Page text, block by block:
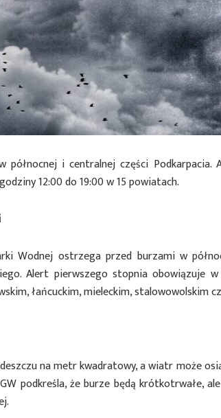
i centralnej części Podkarpacia.
12:00 do 19:00 w 15 powiatach.
Wodnej ostrzega przed burzami w
Alert pierwszego stopnia obowiązuje
łańcuckim, mieleckim, stalowowolskim
na metr kwadratowy, a wiatr może
podkreśla, że burze będą krótkotrwałe,